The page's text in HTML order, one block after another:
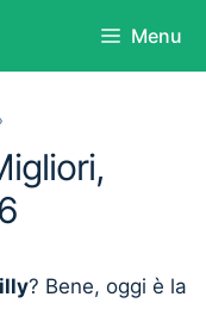
Menu
? Bene, oggi è la